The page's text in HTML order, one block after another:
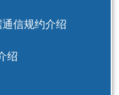
信规约介绍
绍